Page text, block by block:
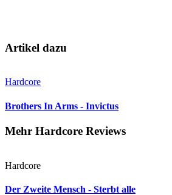
Artikel dazu
Hardcore
Brothers In Arms - Invictus
Mehr Hardcore Reviews
Hardcore
Der Zweite Mensch - Sterbt alle